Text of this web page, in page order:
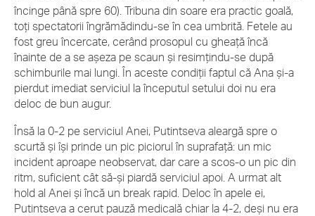
încinge până spre 60). Tribuna din soare era practic goală,
toți spectatorii îngrămădindu-se în cea umbrită. Fetele au
fost greu încercate, cerând prosopul cu gheață încă
înainte de a se așeza pe scaun și resimțindu-se după
schimburile mai lungi. În aceste condiții faptul că Ana și-a
pierdut imediat serviciul la începutul setului doi nu era
deloc de bun augur.
Însă la 0-2 pe serviciul Anei, Putintseva aleargă spre o
scurtă și își prinde un pic piciorul în suprafață: un mic
incident aproape neobservat, dar care a scos-o un pic din
ritm, suficient cât să-și piardă serviciul apoi. A urmat alt
hold al Anei și încă un break rapid. Deloc în apele ei,
Putintseva a cerut pauză medicală chiar la 4-2, deși nu era